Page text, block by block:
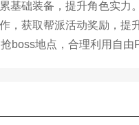
基础装备，提升角色实力。
，获取帮派活动奖励，提
boss地点，合理利用自由